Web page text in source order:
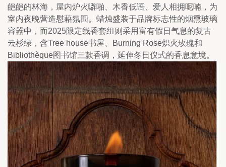
皑皑的林海，屋内炉火噼啪、木香低语、爱人相拥呢喃，为
室内夜晚营造慰藉氛围。蜡烛盛装于品牌标志性的烟熏玻璃
容器中，而2025限定线香套组则采用富有假日气息的复古
云杉绿，含Tree house书屋、Burning Rose炽火玫瑰和
Bibliothèque图书馆三款香调，延伸冬日仪式的香息意境。